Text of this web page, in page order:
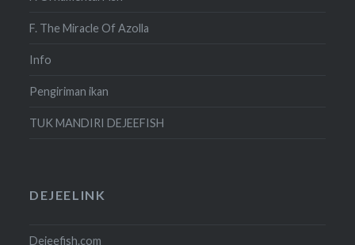
F. The Miracle Of Azolla
Info
Pengiriman ikan
TUK MANDIRI DEJEEFISH
DEJEELINK
Dejeefish.com